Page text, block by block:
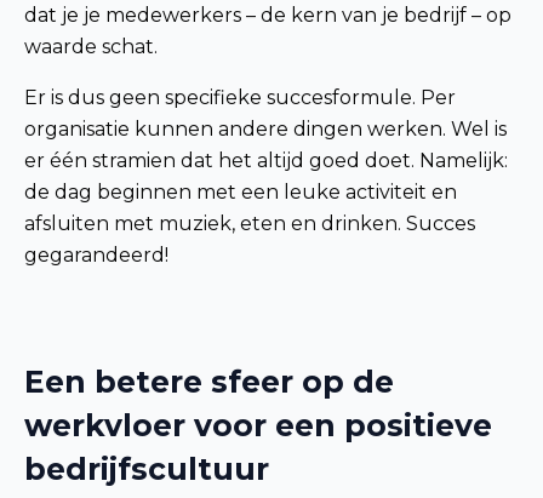
dat je je medewerkers – de kern van je bedrijf – op
waarde schat.
Er is dus geen specifieke succesformule. Per
organisatie kunnen andere dingen werken. Wel is
er één stramien dat het altijd goed doet. Namelijk:
de dag beginnen met een leuke activiteit en
afsluiten met muziek, eten en drinken. Succes
gegarandeerd!
Een betere sfeer op de
werkvloer voor een positieve
bedrijfscultuur